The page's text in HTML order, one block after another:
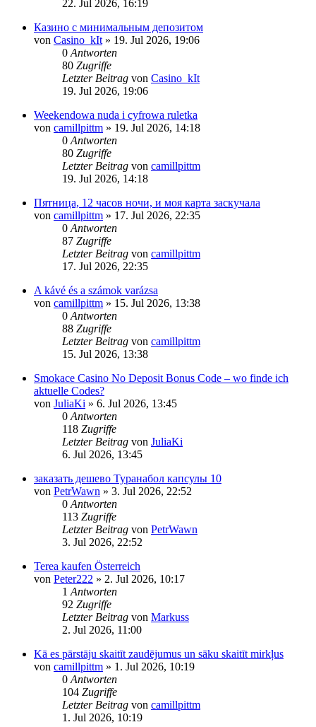
22. Jul 2026, 16:19
Казино с минимальным депозитом
von Casino_kIt» 19. Jul 2026, 19:06
0Antworten
80 Zugriffe
Letzter Beitrag von Casino_kIt
19. Jul 2026, 19:06
Weekendowa nuda i cyfrowa ruletka
von camillpittm » 19. Jul 2026, 14:18
0Antworten
80 Zugriffe
Letzter Beitrag von camillpittm
19. Jul 2026, 14:18
Пятница, 12 часов ночи, и моя карта заскучала
von camillpittm » 17. Jul 2026, 22:35
0Antworten
87 Zugriffe
Letzter Beitrag von camillpittm
17. Jul 2026, 22:35
A kávé és a számok varázsa
von camillpittm » 15. Jul 2026, 13:38
0Antworten
88 Zugriffe
Letzter Beitrag von camillpittm
15. Jul 2026, 13:38
Smokace Casino No Deposit Bonus Code – wo finde ich
aktuelle Codes?
von JuliaKi » 6. Jul 2026, 13:45
0Antworten
118 Zugriffe
Letzter Beitrag von JuliaKi
6. Jul 2026, 13:45
заказать дешево Туранабол капсулы 10
von PetrWawn » 3. Jul 2026, 22:52
0Antworten
113 Zugriffe
Letzter Beitrag von PetrWawn
3. Jul 2026, 22:52
Terea kaufen Österreich
von Peter222 » 2. Jul 2026, 10:17
1Antworten
92 Zugriffe
Letzter Beitrag von Markuss
2. Jul 2026, 11:00
Kā es pārstāju skaitīt zaudējumus un sāku skaitīt mirkļus
von camillpittm » 1. Jul 2026, 10:19
0Antworten
104 Zugriffe
Letzter Beitrag von camillpittm
1. Jul 2026, 10:19